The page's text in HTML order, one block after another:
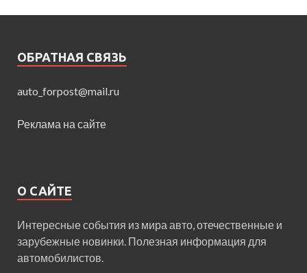
ОБРАТНАЯ СВЯЗЬ
auto_forpost@mail.ru
Реклама на сайте
О САЙТЕ
Интересные события из мира авто, отечественные и
зарубежные новинки. Полезная информация для
автомобилистов.